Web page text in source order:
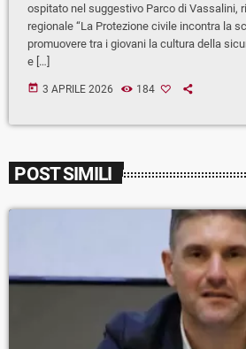
ospitato nel suggestivo Parco di Vassalini,
regionale “La Protezione civile incontra la
promuovere tra i giovani la cultura della
e […]
today 3 APRILE 2026 184
POST SIMILI